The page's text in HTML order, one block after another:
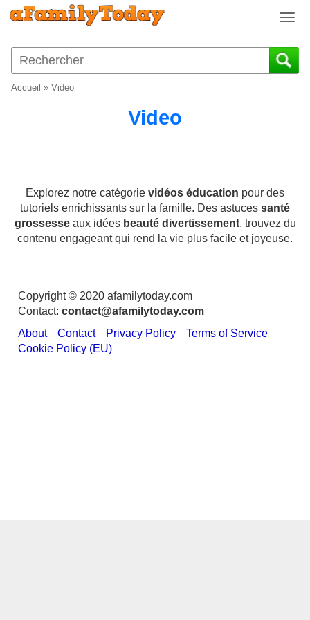
T
g
g
t
i
Accueil » Video
Video
Explorez notre catégorie vidéos éducation pour des
tutoriels enrichissants sur la famille. Des astuces santé
grossesseaux idées beauté divertissement, trouvez du
contenu engageant qui rend la vie plus facile et joyeuse.
Copyright © 2020 afamilytoday.com
Contact: contact@afamilytoday.com
About
Contact Privacy Policy
Terms of Service
Cookie Policy (EU)